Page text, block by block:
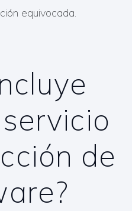
equivocada.
de